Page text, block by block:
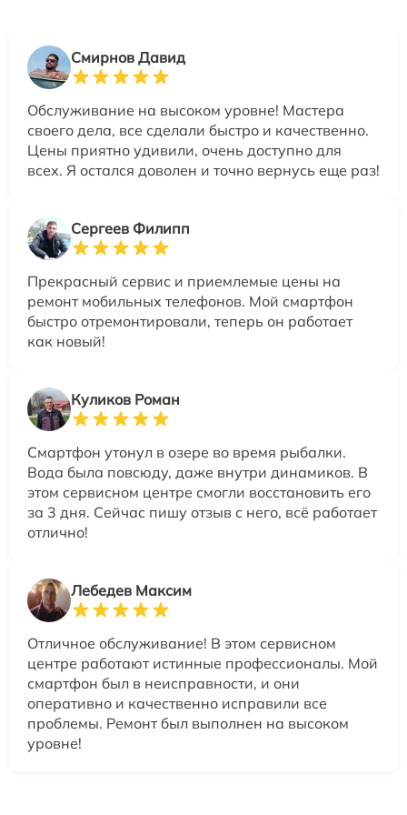
Смирнов Давид
Обслуживание на высоком уровне! Мастера
своего дела, все сделали быстро и качественно.
Цены приятно удивили, очень доступно для
всех. Я остался доволен и точно вернусь еще раз!
Сергеев Филипп
Прекрасный сервис и приемлемые цены на
ремонт мобильных телефонов. Мой смартфон
быстро отремонтировали, теперь он работает
как новый!
Куликов Роман
Смартфон утонул в озере во время рыбалки.
Вода была повсюду, даже внутри динамиков. В
этом сервисном центре смогли восстановить его
за 3 дня. Сейчас пишу отзыв с него, всё работает
отлично!
Лебедев Максим
Отличное обслуживание! В этом сервисном
центре работают истинные профессионалы. Мой
смартфон был в неисправности, и они
оперативно и качественно исправили все
проблемы. Ремонт был выполнен на высоком
уровне!